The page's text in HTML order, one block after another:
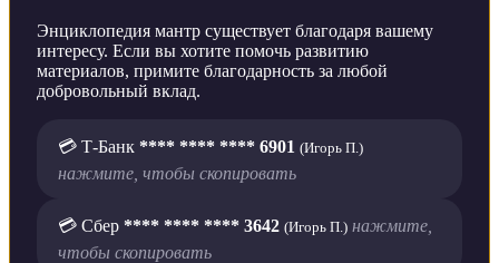
Энциклопедия мантр существует благодаря вашему
интересу. Если вы хотите помочь развитию
материалов, примите благодарность за любой
добровольный вклад.
💳 Т-Банк **** **** **** 6901 (Игорь П.)
нажмите, чтобы скопировать
💳 Сбер **** **** **** 3642 (Игорь П.) нажмите,
чтобы скопировать